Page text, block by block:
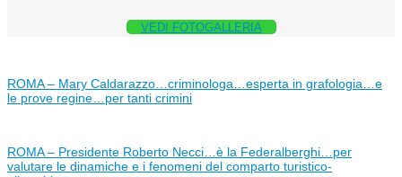
VEDI FOTOGALLERIA
ROMA – Mary Caldarazzo…criminologa…esperta in grafologia…e
le prove regine…per tanti crimini
ROMA – Presidente Roberto Necci…è la Federalberghi…per
valutare le dinamiche e i fenomeni del comparto turistico-